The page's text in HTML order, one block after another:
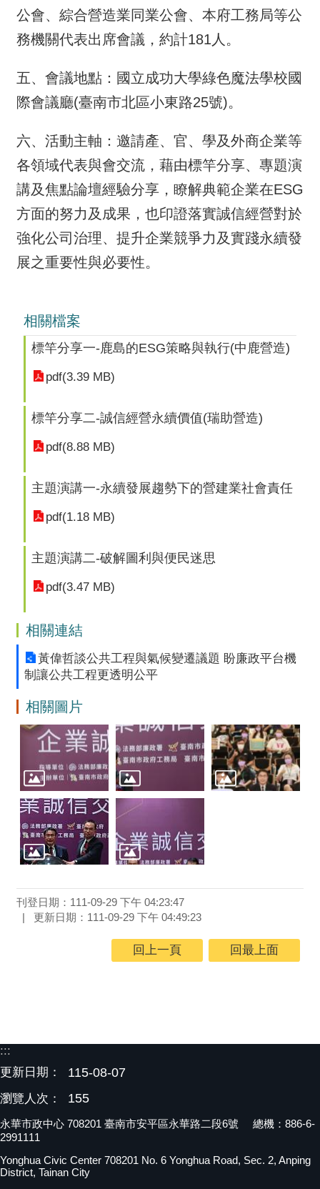
公會、綜合營造業同業公會、本府工務局等公
務機關代表出席會議，約計181人。
五、會議地點：國立成功大學綠色魔法學校國
際會議廳(臺南市北區小東路25號)。
六、活動主軸：邀請產、官、學及外商企業等
各領域代表與會交流，藉由標竿分享、專題演
講及焦點論壇經驗分享，瞭解典範企業在ESG
方面的努力及成果，也印證落實誠信經營對於
強化公司治理、提升企業競爭力及實踐永續發
展之重要性與必要性。
相關檔案
標竿分享一-鹿島的ESG策略與執行(中鹿營造)
pdf(3.39 MB)
標竿分享二-誠信經營永續價值(瑞助營造)
pdf(8.88 MB)
主題演講一-永續發展趨勢下的營建業社會責任
pdf(1.18 MB)
主題演講二-破解圖利與便民迷思
pdf(3.47 MB)
相關連結
黃偉哲談公共工程與氣候變遷議題 盼廉政平台機
制讓公共工程更透明公平
相關圖片
刊登日期：111-09-29 下午 04:23:47
更新日期：111-09-29 下午 04:49:23
回上一頁 回最上面
:::
更新日期：
115-08-07
瀏覽人次： 155
永華市政中心 708201 臺南市安平區永華路二段6號 總機：886-6-
2991111
Yonghua Civic Center 708201 No. 6 Yonghua Road, Sec. 2, Anping
District, Tainan City